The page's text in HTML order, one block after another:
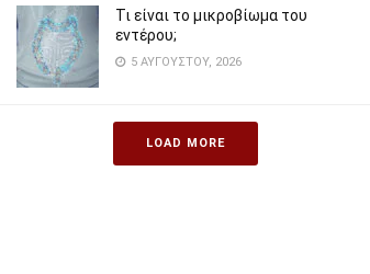
Τι είναι το μικροβίωμα του
εντέρου;
5 ΑΥΓΟΎΣΤΟΥ, 2026
LOAD MORE